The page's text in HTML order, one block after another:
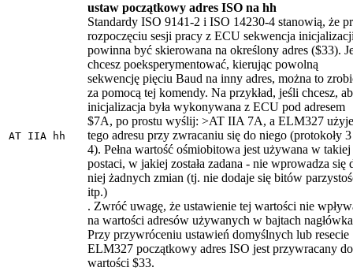
AT IIA hh
ustaw początkowy adres ISO na hh
Standardy ISO 9141-2 i ISO 14230-4 stanowią, że
rozpoczęciu sesji pracy z ECU sekwencja
powinna być skierowana na określony adres ($33).
chcesz poeksperymentować, kierując powolną
sekwencję pięciu Baud na inny adres, można to
za pomocą tej komendy. Na przykład, jeśli chcesz,
inicjalizacja była wykonywana z ECU pod adresem
$7A, po prostu wyślij: >AT IIA 7A, a ELM327 użyje
tego adresu przy zwracaniu się do niego (protokoły
4). Pełna wartość ośmiobitowa jest używana w takiej
postaci, w jakiej została zadana - nie wprowadza się
niej żadnych zmian (tj. nie dodaje się bitów
itp.)
. Zwróć uwagę, że ustawienie tej wartości nie
na wartości adresów używanych w bajtach
Przy przywróceniu ustawień domyślnych lub resecie
ELM327 początkowy adres ISO jest przywracany do
wartości $33.